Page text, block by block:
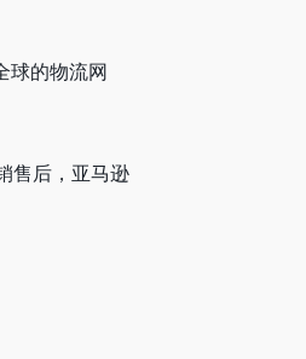
球的物流网
售后，亚马逊